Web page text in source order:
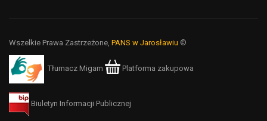
Wszelkie Prawa Zastrzeżone, PANS w Jarosławiu ©
Tłumacz Migam Platforma zakupowa
Biuletyn Informacji Publicznej